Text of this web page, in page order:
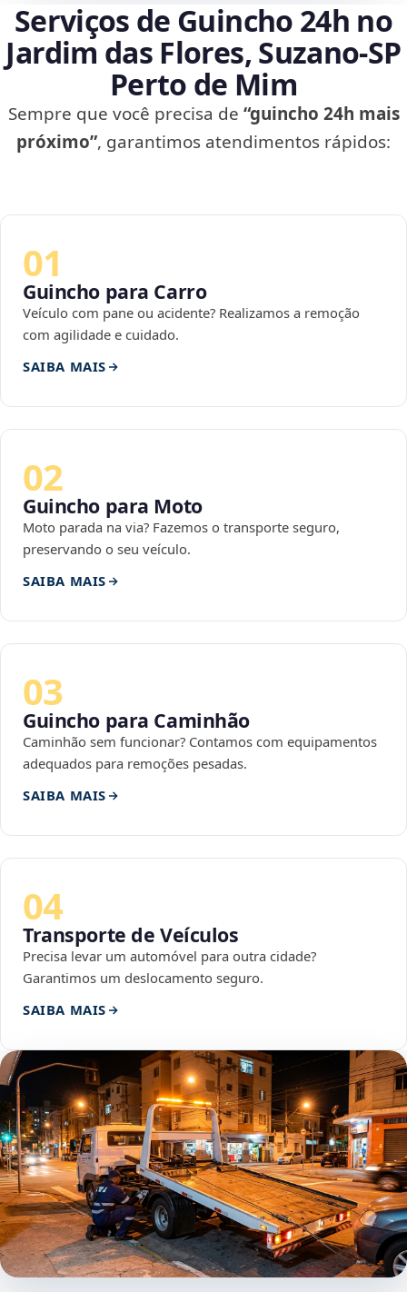
Serviços de Guincho 24h no
Jardim das Flores, Suzano‑SP
Perto de Mim
Sempre que você precisa de “guincho 24h mais
próximo”, garantimos atendimentos rápidos:
01
Guincho para Carro
Veículo com pane ou acidente? Realizamos a remoção
com agilidade e cuidado.
SAIBA MAIS
02
Guincho para Moto
Moto parada na via? Fazemos o transporte seguro,
preservando o seu veículo.
SAIBA MAIS
03
Guincho para Caminhão
Caminhão sem funcionar? Contamos com equipamentos
adequados para remoções pesadas.
SAIBA MAIS
04
Transporte de Veículos
Precisa levar um automóvel para outra cidade?
Garantimos um deslocamento seguro.
SAIBA MAIS